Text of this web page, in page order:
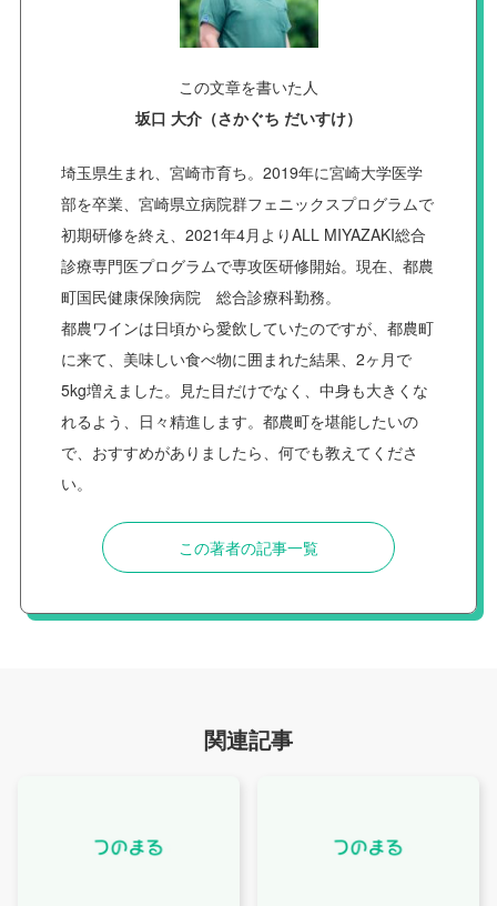
この文章を書いた人
坂口 大介（さかぐち だいすけ）
埼玉県生まれ、宮崎市育ち。2019年に宮崎大学医学
部を卒業、宮崎県立病院群フェニックスプログラムで
初期研修を終え、2021年4月よりALL MIYAZAKI総合
診療専門医プログラムで専攻医研修開始。現在、都農
町国民健康保険病院 総合診療科勤務。
都農ワインは日頃から愛飲していたのですが、都農町
に来て、美味しい食べ物に囲まれた結果、2ヶ月で
5kg増えました。見た目だけでなく、中身も大きくな
れるよう、日々精進します。都農町を堪能したいの
で、おすすめがありましたら、何でも教えてくださ
い。
この著者の記事一覧
関連記事